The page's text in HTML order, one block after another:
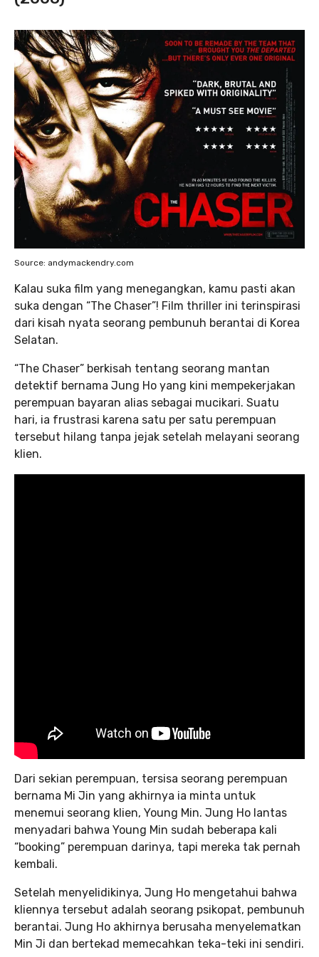
Source: andymackendry.com
Kalau suka film yang menegangkan, kamu pasti akan
suka dengan “The Chaser”! Film thriller ini terinspirasi
dari kisah nyata seorang pembunuh berantai di Korea
Selatan.
“The Chaser” berkisah tentang seorang mantan
detektif bernama Jung Ho yang kini mempekerjakan
perempuan bayaran alias sebagai mucikari. Suatu
hari, ia frustrasi karena satu per satu perempuan
tersebut hilang tanpa jejak setelah melayani seorang
klien.
Dari sekian perempuan, tersisa seorang perempuan
bernama Mi Jin yang akhirnya ia minta untuk
menemui seorang klien, Young Min. Jung Ho lantas
menyadari bahwa Young Min sudah beberapa kali
“booking” perempuan darinya, tapi mereka tak pernah
kembali.
Setelah menyelidikinya, Jung Ho mengetahui bahwa
kliennya tersebut adalah seorang psikopat, pembunuh
berantai. Jung Ho akhirnya berusaha menyelematkan
Min Ji dan bertekad memecahkan teka-teki ini sendiri.